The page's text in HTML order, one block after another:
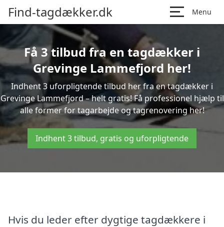
Find-tagdækker.dk Menu
Få 3 tilbud fra en tagdækker i
Grevinge Lammefjord her!
Indhent 3 uforpligtende tilbud her fra en tagdækker i
Grevinge Lammefjord – helt gratis! Få professionel hjælp til
alle former for tagarbejde og tagrenovering her!
Indhent 3 tilbud, gratis og uforpligtende
Hvis du leder efter dygtige tagdækkere i